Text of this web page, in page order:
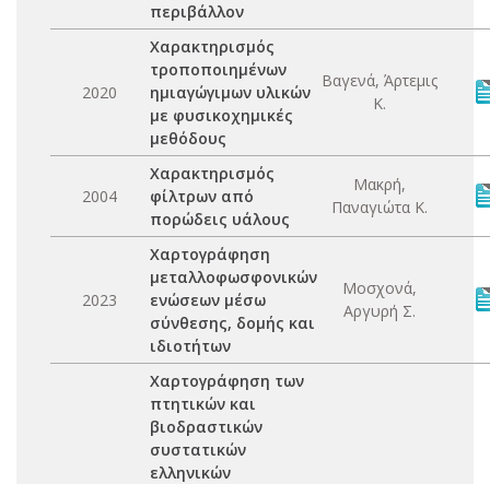
περιβάλλον
2020
Χαρακτηρισμός
τροποποιημένων
ημιαγώγιμων υλικών
με φυσικοχημικές
μεθόδους
Βαγενά, Άρτεμις
Κ.
2004
Χαρακτηρισμός
φίλτρων από
πορώδεις υάλους
Μακρή,
Παναγιώτα Κ.
2023
Χαρτογράφηση
μεταλλοφωσφονικών
ενώσεων μέσω
σύνθεσης, δομής και
ιδιοτήτων
Μοσχονά,
Αργυρή Σ.
Χαρτογράφηση των
πτητικών και
βιοδραστικών
συστατικών
ελληνικών